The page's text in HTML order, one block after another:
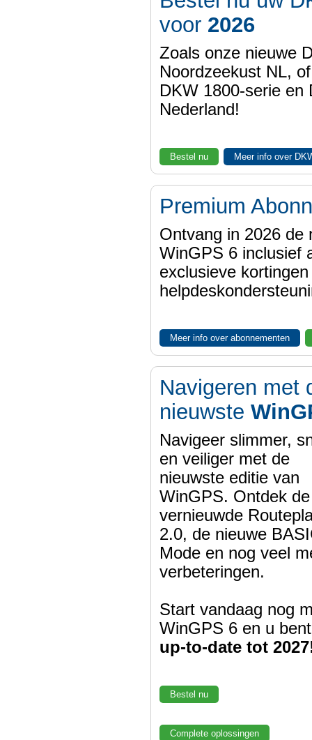
voor 2026
Zoals onze nieuwe
Noordzeekust NL,
DKW 1800-serie en
Nederland!
Bestel nu Meer info over
Premium
Ontvang in 2026 de
WinGPS 6 inclusief
exclusieve
Meer info over abonnementen
Navigeren met
nieuwste
Navigeer slimmer,
en veiliger met de
nieuwste editie van
WinGPS. Ontdek de
vernieuwde
2.0, de nieuwe
Mode en nog veel
verbeteringen.
Start vandaag nog
WinGPS 6 en u bent
up-to-date tot
Bestel nu
Complete oplossingen